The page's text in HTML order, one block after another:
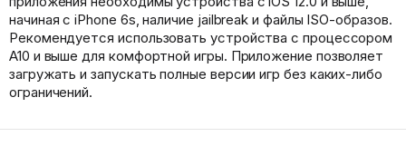
начиная с iPhone 6s, наличие jailbreak и файлы ISO-образов.
Рекомендуется использовать устройства с процессором
A10 и выше для комфортной игры. Приложение позволяет
загружать и запускать полные версии игр без каких-либо
ограничений.